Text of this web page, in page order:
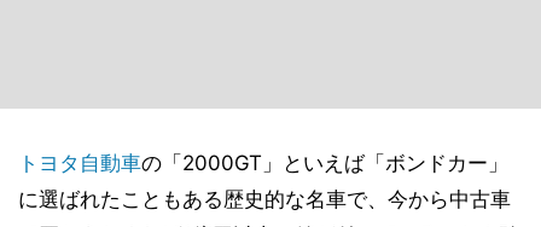
トヨタ 自動車の「2000GT」といえば「ボンドカー」
に選ばれたこともある歴史的な名車で、今から中古車